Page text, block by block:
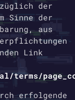
der
Sinne der
aus
Link
terms/
erfolgende